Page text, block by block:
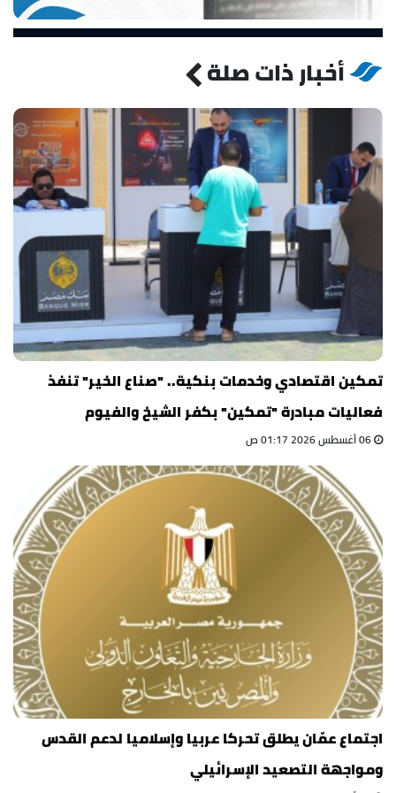
أخبار ذات صلة
تمكين اقتصادي وخدمات بنكية.. "صناع الخير" تنفذ
فعاليات مبادرة "تمكين" بكفر الشيخ والفيوم
اجتماع عمّان يطلق تحركا عربيا وإسلاميا لدعم القدس
ومواجهة التصعيد الإسرائيلي